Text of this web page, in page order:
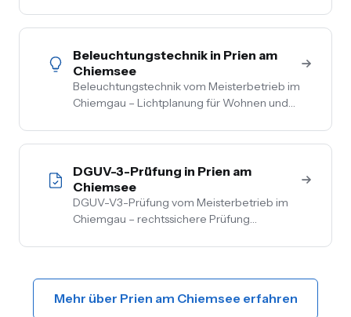
Licht, Heizung, Beschattung und Sicherheit
Beleuchtungstechnik in Prien am
Chiemsee
Beleuchtungstechnik vom Meisterbetrieb im
Chiemgau – Lichtplanung für Wohnen und
Akzentbeleuchtung. Auch mit Smart-
DGUV-3-Prüfung in Prien am
Chiemsee
DGUV-V3-Prüfung vom Meisterbetrieb im
Chiemgau – rechtssichere Prüfung
Inkl. Mängelbehebung, digitale
Mehr über Prien am Chiemsee erfahren